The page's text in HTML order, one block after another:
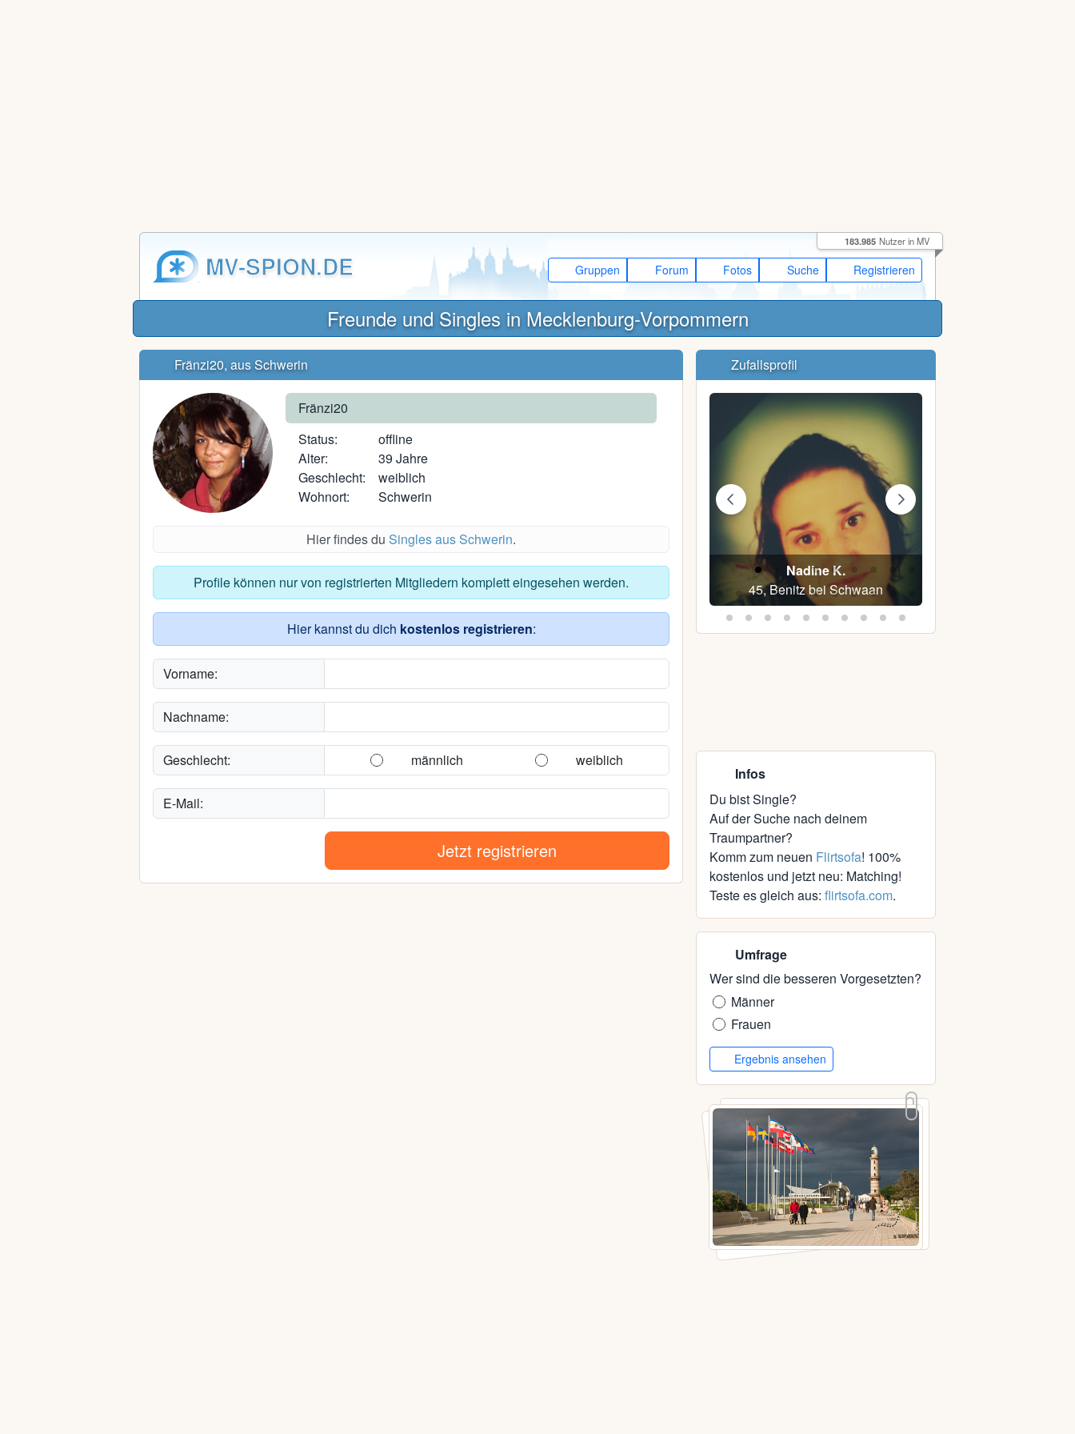
MV-SPION.DE Gruppen Forum Fotos Suche Registrieren
183.985 Nutzer in MV
Freunde und Singles in Mecklenburg-Vorpommern
Fränzi20, aus Schwerin
Fränzi20
Status:
offline
Alter:
39 Jahre
Geschlecht:
weiblich
Wohnort:
Schwerin
Hier findes du Singles aus Schwerin.
Profile können nur von registrierten Mitgliedern komplett eingesehen werden.
Hier kannst du dich kostenlos registrieren:
Vorname:
Nachname:
Geschlecht: männlich weiblich
E-Mail:
Jetzt registrieren
Zufallsprofil
Nadine K.
45, Benitz bei Schwaan
Jan philipp P.
38, Carlow
Infos
Du bist Single?
Auf der Suche nach deinem
Traumpartner?
Komm zum neuen Flirtsofa! 100%
kostenlos und jetzt neu: Matching!
Teste es gleich aus: flirtsofa.com.
Umfrage
Wer sind die besseren Vorgesetzten?
Männer
Frauen
Ergebnis ansehen